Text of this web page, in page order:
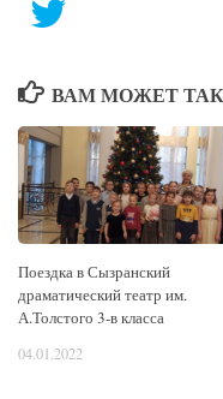
ВАМ МОЖЕТ
Поездка в Сызранский
драматический театр им.
А.Толстого 3-в класса
04.01.2022